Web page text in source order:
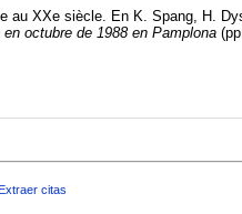
au XXe siècle. En K. Spang, H.
octubre de 1988 en Pamplona
citas